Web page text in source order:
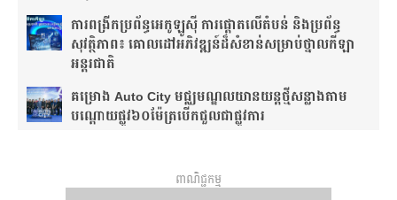
ការពង្រីកប្រព័ន្ធអេកូឡូស៊ី ការផ្តោតលើតំបន់ និងប្រព័ន្ធ
សុវត្ថិភាព៖ គោលដៅអភិវឌ្ឍន៍ដ៏សំខាន់សម្រាប់ថ្នាលកីឡា
អន្តរជាតិ
គម្រោង Auto City មជ្ឈមណ្ឌលយានយន្តថ្មីសន្លាង​តាម
បណ្តោយផ្លូវ​​៦០ម៉ែត្រ​បើកជួលជាផ្លូវការ
ពាណិជ្ជកម្ម